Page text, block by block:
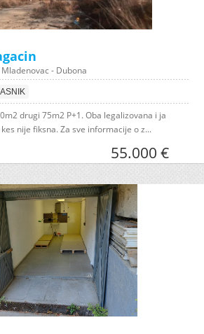
- Dubona
drugi 75m2 P+1. Oba legalizovana i ja
nije fiksna. Za sve informacije o z...
55.000 €